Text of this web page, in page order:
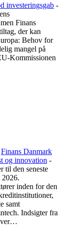
investeringsgab -
Finans
der kan
Behov for
mangel på
Kommissionen
Finans Danmark
og innovation -
til den seneste
inden for den
samt
Indsigter fra